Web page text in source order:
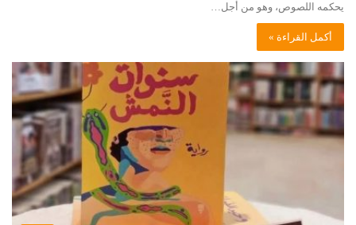
يحكمه اللصوص، وهو من أجل…
أكمل القراءة »